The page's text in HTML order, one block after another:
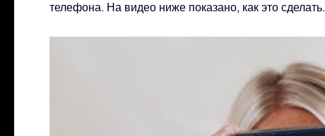
телефона. На видео ниже показано, как это сделать.